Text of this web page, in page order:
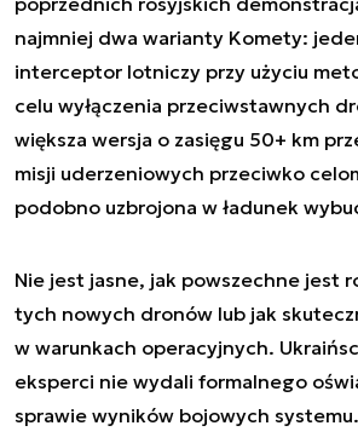
najmniej dwa warianty Komety:
interceptor lotniczy przy użyciu
celu wyłączenia przeciwstawnych
większa wersja o zasięgu 50+ km
misji uderzeniowych przeciwko
podobno uzbrojona w ładunek
Nie jest jasne, jak powszechne jest
tych nowych dronów lub jak
w warunkach operacyjnych.
eksperci nie wydali formalnego
sprawie wyników bojowych systemu.